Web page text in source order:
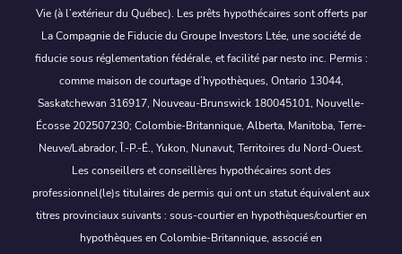
Vie (à l’extérieur du Québec). Les prêts hypothécaires sont offerts par
La Compagnie de Fiducie du Groupe Investors Ltée, une société de
fiducie sous réglementation fédérale, et facilité par nesto inc. Permis :
comme maison de courtage d’hypothèques, Ontario 13044,
Saskatchewan 316917, Nouveau-Brunswick 180045101, Nouvelle-
Écosse 202507230; Colombie-Britannique, Alberta, Manitoba, Terre-
Neuve/Labrador, Î.-P.-É., Yukon, Nunavut, Territoires du Nord-Ouest.
Les conseillers et conseillères hypothécaires sont des
professionnel(le)s titulaires de permis qui ont un statut équivalent aux
titres provinciaux suivants : sous-courtier en hypothèques/courtier en
hypothèques en Colombie-Britannique, associé en